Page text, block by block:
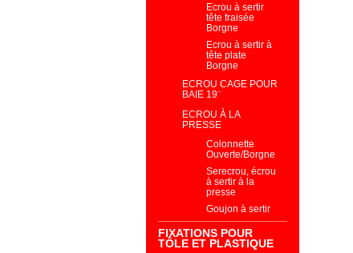
Ecrou à sertir
tête fraisée
Borgne
Ecrou à sertir à
tête plate
Borgne
ECROU CAGE POUR
BAIE 19¨
ECROU À LA
PRESSE
Colonnette
Ouverte/Borgne
Serecrou, écrou
à sertir à la
presse
Goujon à sertir
FIXATIONS POUR
TÔLE ET PLASTIQUE